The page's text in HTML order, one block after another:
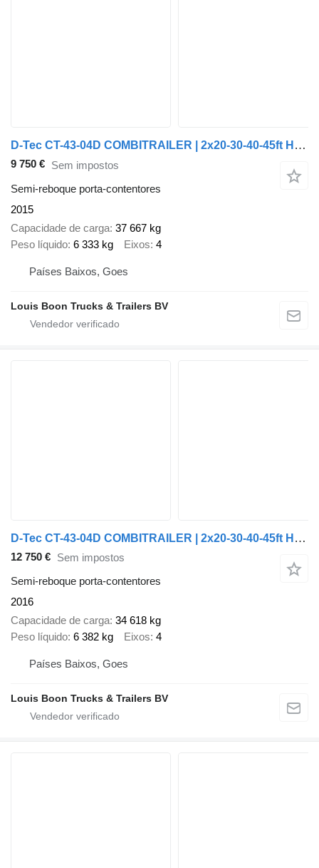
D-Tec CT-43-04D COMBITRAILER | 2x20-30-40-45ft HC * LIFT AXLE * 2x AVA
9 750 € Sem impostos
Semi-reboque porta-contentores
2015
Capacidade de carga 37 667 kg
Peso líquido 6 333 kg Eixos 4
Países Baixos, Goes
Louis Boon Trucks & Trailers BV
D-Tec CT-43-04D COMBITRAILER | 2x20-30-40-45ft HC * STEERING AXLE * LI
12 750 € Sem impostos
Semi-reboque porta-contentores
2016
Capacidade de carga 34 618 kg
Peso líquido 6 382 kg Eixos 4
Países Baixos, Goes
Louis Boon Trucks & Trailers BV